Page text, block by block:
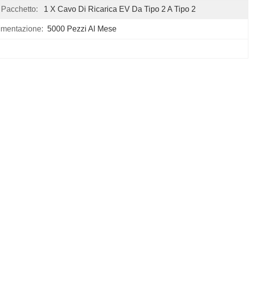
1 X Cavo Di Ricarica EV Da Tipo 2 A Tipo 2
5000 Pezzi Al Mese